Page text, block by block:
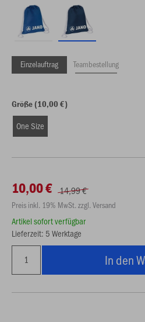
Einzelauftrag Teambestellung
Größe (10,00 €)
One Size
10,00 € 14,99 €
Preis inkl. 19% MwSt. zzgl. Versand
Artikel sofort verfügbar
Lieferzeit: 5 Werktage
In den